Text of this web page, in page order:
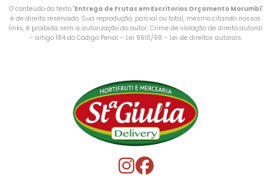
O conteúdo do texto "Entrega de Frutas em Escritorios Orçamento Morumbi"
é de direito reservado. Sua reprodução, parcial ou total, mesmo citando nossos
links, é proibida sem a autorização do autor. Crime de violação de direito autoral
– artigo 184 do Código Penal – Lei 9610/98 - Lei de direitos autorais.